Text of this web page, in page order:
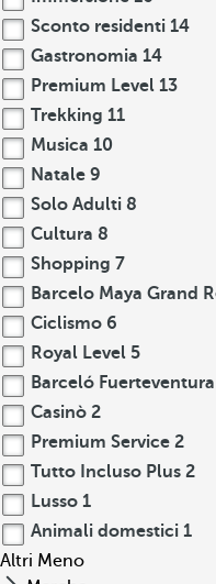
Sconto residenti 14
Gastronomia 14
Premium Level 13
Trekking 11
Musica 10
Natale 9
Solo Adulti 8
Cultura 8
Shopping 7
Barcelo Maya Grand
Ciclismo 6
Royal Level 5
Barceló
Casinò 2
Premium Service 2
Tutto Incluso Plus 2
Lusso 1
Animali domestici 1
Altri Meno